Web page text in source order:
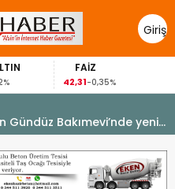
Giriş
Yap
FAİZ
42,31-0,35%
Gündüz Bakımevi’nde yeni